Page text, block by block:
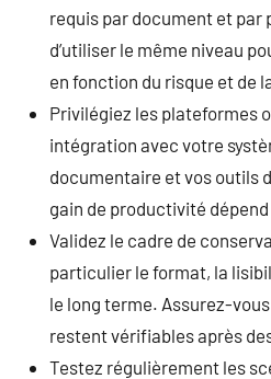
requis par document et par
d’utiliser le même niveau
en fonction du risque et de
Privilégiez les plateformes
intégration avec votre
documentaire et vos outils
gain de productivité
Validez le cadre de
particulier le format, la
le long terme. Assurez-
restent vérifiables après
Testez régulièrement les